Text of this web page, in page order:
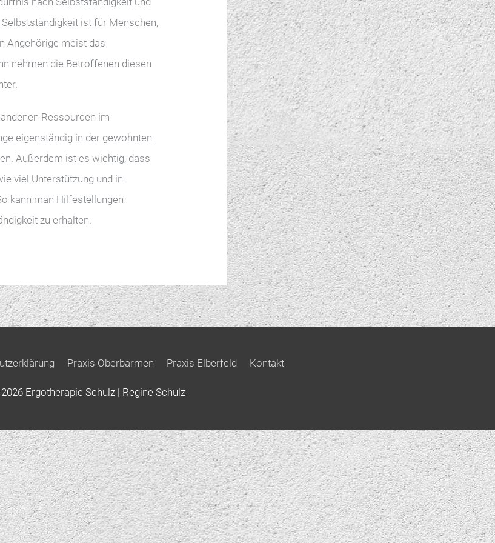
ist für Menschen,
Angehörige meist das
nehmen die Betroffenen diesen
Ressourcen im
eigenständig in der gewohnten
Außerdem ist es wichtig, dass
viel Unterstützung und in
kann man Hilfestellungen
zu erhalten.
Praxis Oberbarmen Praxis Elberfeld Kontakt
Ergotherapie Schulz | Regine Schulz